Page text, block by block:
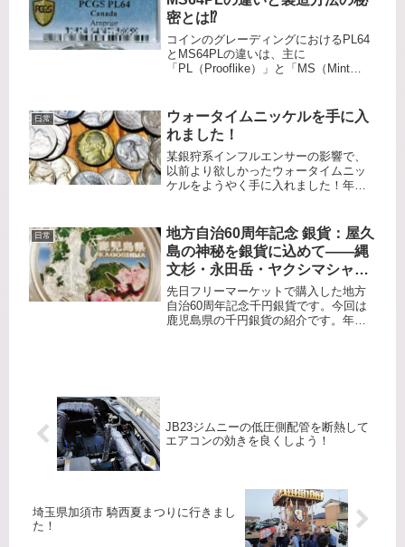
密とは⁉️
コインのグレーディングにおけるPL64
とMS64PLの違いは、主に
「PL（Prooflike）」と「MS（Mint
準に関係しています。用語の意味と違
いMS64PL（...
日常
ウォータイムニッケルを手に入
れました！
某銀狩系インフルエンサーの影響で、
以前より欲しかったウォータイムニッ
ケルをようやく手に入れました！年号
重量は4.91g でした。ちなみに これが
通常のニッケルでミ...
日常
地方自治60周年記念 銀貨：屋久
島の神秘を銀貨に込めて――縄
文杉・永田岳・ヤクシマシャク
ナゲの美しさを味わう
先日フリーマーケットで購入した地方
自治60周年記念千円銀貨です。今回は
鹿児島県の千円銀貨の紹介です。年号
JB23ジムニーの低圧側配管を断熱して
エアコンの効きを良くしよう！
埼玉県加須市 騎西夏まつりに行きまし
た！